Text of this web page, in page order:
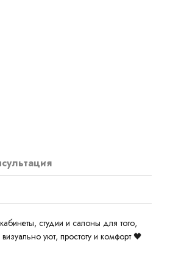
студии и салоны для того,
уют, простоту и комфорт 🖤